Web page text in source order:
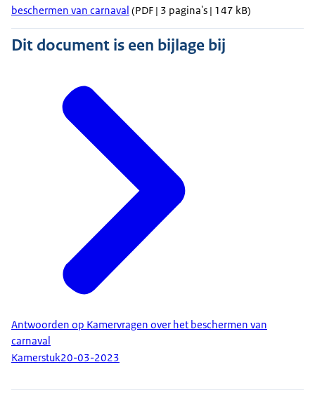
beschermen van carnaval (PDF | 3 pagina's | 147 kB)
Dit document is een bijlage bij
Antwoorden op Kamervragen over het beschermen van
carnaval
Kamerstuk20-03-2023